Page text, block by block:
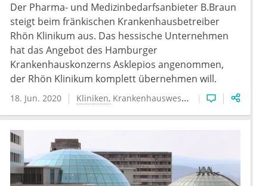
Der Pharma- und Medizinbedarfsanbieter B.Braun
steigt beim fränkischen Krankenhausbetreiber
Rhön Klinikum aus. Das hessische Unternehmen
hat das Angebot des Hamburger
Krankenhauskonzerns Asklepios angenommen,
der Rhön Klinikum komplett übernehmen will.
18. Jun. 2020 Kliniken Krankenhauswesen Wirtschaft &